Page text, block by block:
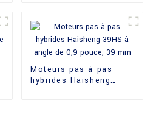
Moteurs pas à pas
hybrides Haisheng